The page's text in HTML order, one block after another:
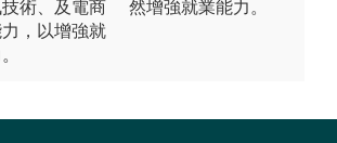
術、及電商
，以增強就
然增強就業能力。